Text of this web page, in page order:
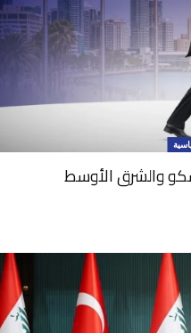
والشرق الأوسط